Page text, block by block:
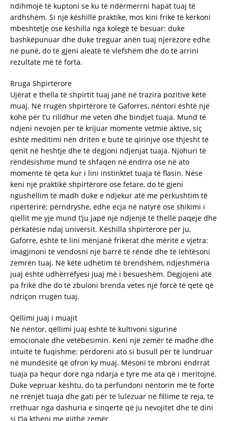
ndihmojë të kuptoni se ku të ndërmerrni hapat tuaj të
ardhshëm. Si një këshillë praktike, mos kini frikë të kërkoni
mbështetje ose këshilla nga kolegë të besuar: duke
bashkëpunuar dhe duke treguar anën tuaj njerëzore edhe
në punë, do të gjeni aleatë të vlefshëm dhe do të arrini
rezultate më të forta.
Rruga Shpirtërore
Ujërat e thella të shpirtit tuaj janë në trazira pozitive këtë
muaj. Në rrugën shpirtërore të Gaforres, nëntori është një
kohë për t’u rilidhur me veten dhe bindjet tuaja. Mund të
ndjeni nevojën për të krijuar momente vetmie aktive, siç
është meditimi nën dritën e butë të qirinjve ose thjesht të
qenit në heshtje dhe të dëgjoni ndjenjat tuaja. Njohuri të
rëndësishme mund të shfaqen në ëndrra ose në ato
momente të qeta kur i lini instinktet tuaja të flasin. Nëse
keni një praktikë shpirtërore ose fetare, do të gjeni
ngushëllim të madh duke e ndjekur atë me përkushtim të
ripërtërirë; përndryshe, edhe ecja në natyrë ose shikimi i
qiellit me yje mund t’ju japë një ndjenjë të thellë paqeje dhe
përkatësie ndaj universit. Këshilla shpirtërore për ju,
Gaforre, është të lini mënjanë frikërat dhe mëritë e vjetra:
imagjinoni të vendosni një barrë të rëndë dhe të lehtësoni
zemrën tuaj. Në këtë udhëtim të brendshëm, ndjeshmëria
juaj është udhërrëfyesi juaj më i besueshëm. Dëgjojeni atë
pa frikë dhe do të zbuloni brenda vetes një forcë të qetë që
ndriçon rrugën tuaj.
Qëllimi juaj i muajit
Në nëntor, qëllimi juaj është të kultivoni sigurinë
emocionale dhe vetëbesimin. Keni një zemër të madhe dhe
intuitë të fuqishme: përdoreni ato si busull për të lundruar
në mundësitë që ofron ky muaj. Mësoni të mbroni ëndrrat
tuaja pa hequr dorë nga ndarja e tyre me ata që i meritojnë.
Duke vepruar kështu, do ta përfundoni nëntorin më të fortë
në rrënjët tuaja dhe gati për të lulëzuar në fillime të reja, të
rrethuar nga dashuria e sinqertë që ju nevojitet dhe të dini
si t’ia ktheni me gjithë zemër.